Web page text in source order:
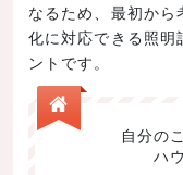
なるため、最初か
化に対応できる照明
ントです。
自分の
ハ